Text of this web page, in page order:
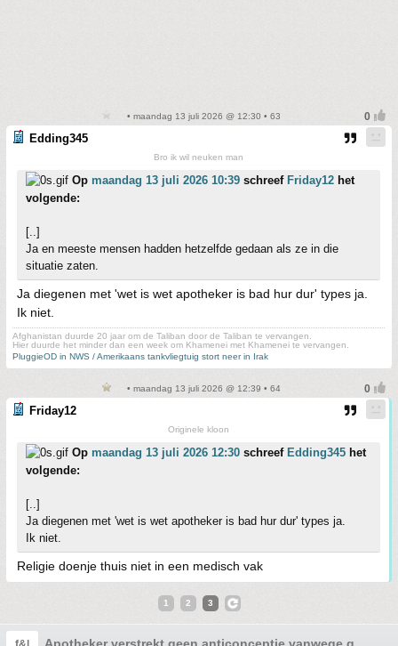
• maandag 13 juli 2026 @ 12:30 • 63
Edding345
Bro ik wil neuken man
Op maandag 13 juli 2026 10:39 schreef Friday12 het
volgende:
[..]
Ja en meeste mensen hadden hetzelfde gedaan als ze in die
situatie zaten.
Ja diegenen met 'wet is wet apotheker is bad hur dur' types ja.
Ik niet.
Afghanistan duurde 20 jaar om de Taliban door de Taliban te vervangen.
Hier duurde het minder dan een week om Khamenei met Khamenei te vervangen.
PluggieOD in NWS / Amerikaans tankvliegtuig stort neer in Irak
• maandag 13 juli 2026 @ 12:39 • 64
Friday12
Originele kloon
Op maandag 13 juli 2026 12:30 schreef Edding345 het
volgende:
[..]
Ja diegenen met 'wet is wet apotheker is bad hur dur' types ja.
Ik niet.
Religie doenje thuis niet in een medisch vak
1 2 3